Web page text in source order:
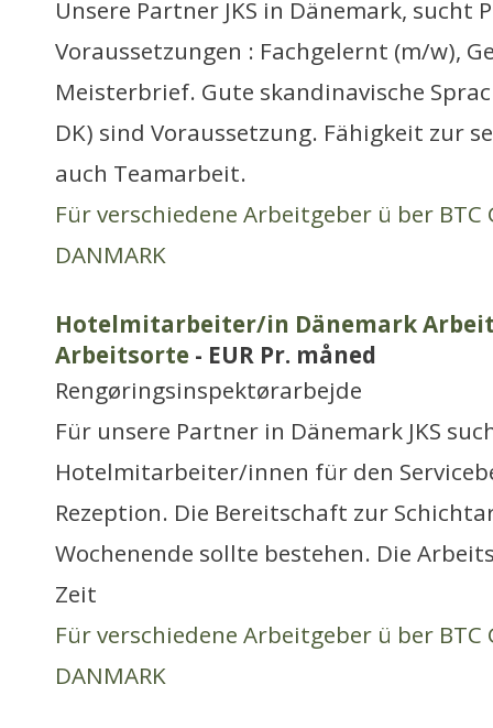
Unsere Partner JKS in Dänemark, sucht
Voraussetzungen : Fachgelernt (m/w),
Meisterbrief. Gute skandinavische
DK) sind Voraussetzung. Fähigkeit zur
auch Teamarbeit.
Für verschiedene Arbeitgeber ü ber BTC
DANMARK
Hotelmitarbeiter/in Dänemark
Arbeitsorte - EUR Pr. måned
Rengøringsinspektørarbejde
Für unsere Partner in Dänemark JKS
Hotelmitarbeiter/innen für den
Rezeption. Die Bereitschaft zur
Wochenende sollte bestehen. Die
Zeit
Für verschiedene Arbeitgeber ü ber BTC
DANMARK